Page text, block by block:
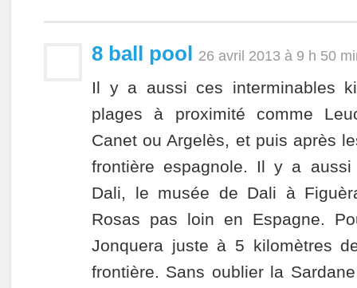
8 ball pool 26 avril 2013 à 9 h 50
Il y a aussi ces interminables
plages à proximité comme
Canet ou Argelès, et puis après
frontière espagnole. Il y a
Dali, le musée de Dali à
Rosas pas loin en Espagne.
Jonquera juste à 5 kilomètres
frontière. Sans oublier la